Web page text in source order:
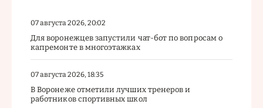
07 августа 2026, 20:02
Для воронежцев запустили чат-бот по вопросам о
капремонте в многоэтажках
07 августа 2026, 18:35
В Воронеже отметили лучших тренеров и
работников спортивных школ